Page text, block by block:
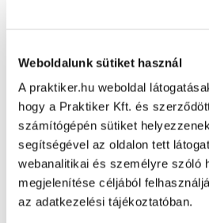
Weboldalunk sütiket használ
A praktiker.hu weboldal
hogy a Praktiker Kft. és
számítógépén sütiket
segítségével az oldalon tett
webanalitikai és személyre szóló
megjelenítése céljából
az adatkezelési tájékoztatóban.
Oldal